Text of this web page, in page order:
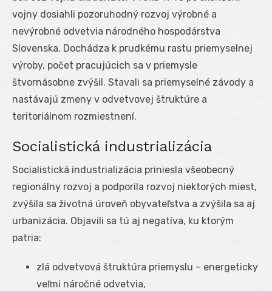
vojny dosiahli pozoruhodný rozvoj výrobné a
nevýrobné odvetvia národného hospodárstva
Slovenska. Dochádza k prudkému rastu priemyselnej
výroby, počet pracujúcich sa v priemysle
štvornásobne zvýšil. Stavali sa priemyselné závody a
nastávajú zmeny v odvetvovej štruktúre a
teritoriálnom rozmiestnení.
Socialistická industrializácia
Socialistická industrializácia priniesla všeobecný
regionálny rozvoj a podporila rozvoj niektorých miest,
zvýšila sa životná úroveň obyvateľstva a zvýšila sa aj
urbanizácia. Objavili sa tú aj negatíva, ku ktorým
patria:
zlá odvetvová štruktúra priemyslu – energeticky
veľmi náročné odvetvia,